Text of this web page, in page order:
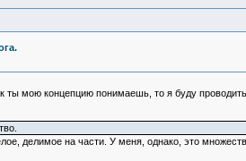
мою концепцию понимаешь, то я буду
делимое на части. У меня, однако, это